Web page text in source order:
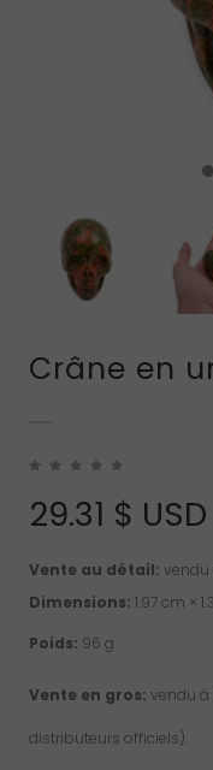
Crâne en
29.31 $ USD
Vente au détail: vendu
Dimensions: 1.97 cm ×
Poids: 96 g
Vente en gros: vendu à
distributeurs officiels).